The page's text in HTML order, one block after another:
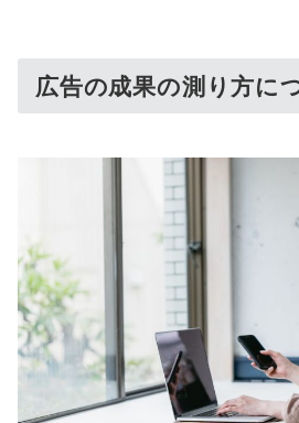
広告の成果の測り方に